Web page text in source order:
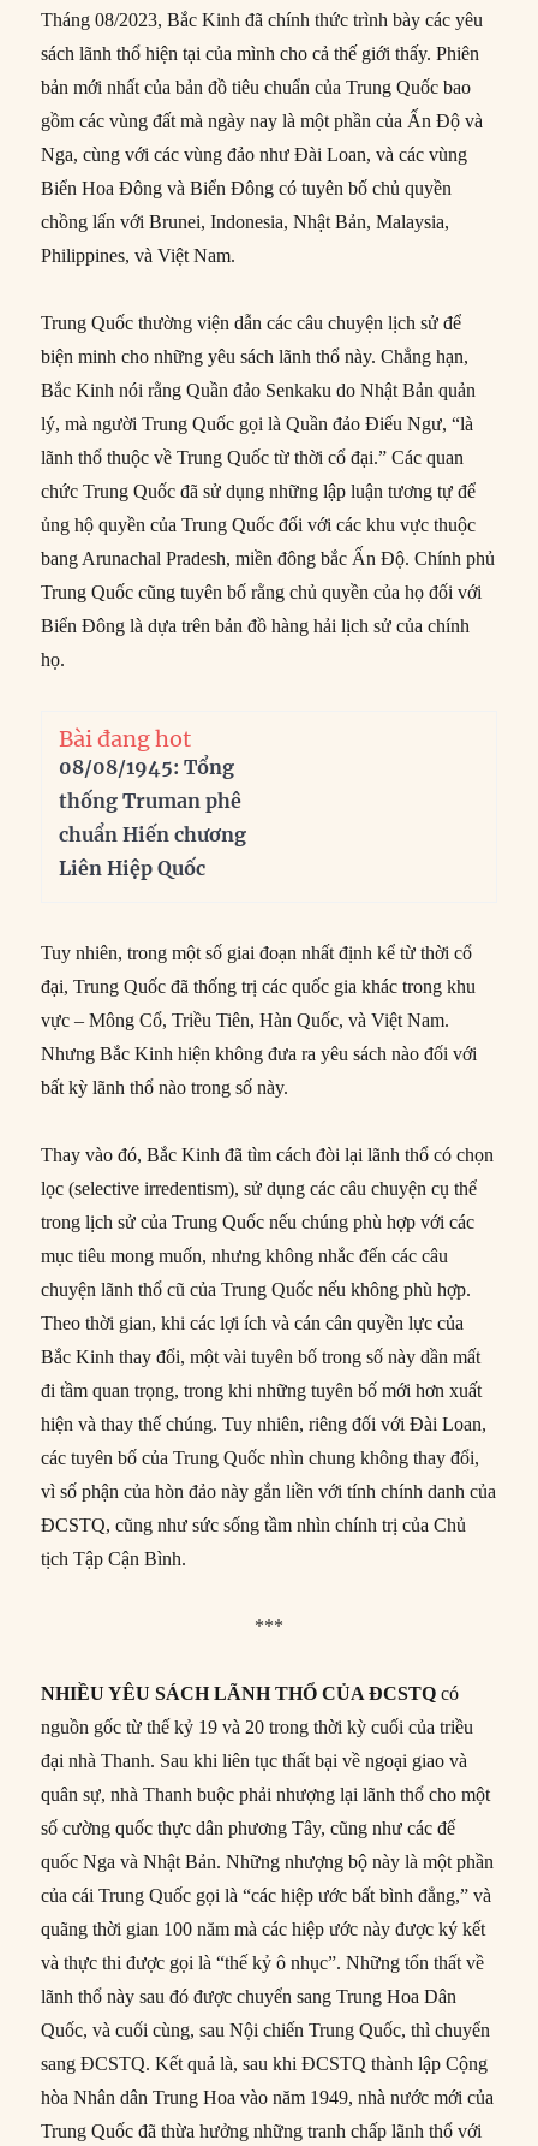
Tháng 08/2023, Bắc Kinh đã chính thức trình bày các yêu
sách lãnh thổ hiện tại của mình cho cả thế giới thấy. Phiên
bản mới nhất của bản đồ tiêu chuẩn của Trung Quốc bao
gồm các vùng đất mà ngày nay là một phần của Ấn Độ và
Nga, cùng với các vùng đảo như Đài Loan, và các vùng
Biển Hoa Đông và Biển Đông có tuyên bố chủ quyền
chồng lấn với Brunei, Indonesia, Nhật Bản, Malaysia,
Philippines, và Việt Nam.
Trung Quốc thường viện dẫn các câu chuyện lịch sử để
biện minh cho những yêu sách lãnh thổ này. Chẳng hạn,
Bắc Kinh nói rằng Quần đảo Senkaku do Nhật Bản quản
lý, mà người Trung Quốc gọi là Quần đảo Điếu Ngư, “là
lãnh thổ thuộc về Trung Quốc từ thời cổ đại.” Các quan
chức Trung Quốc đã sử dụng những lập luận tương tự để
ủng hộ quyền của Trung Quốc đối với các khu vực thuộc
bang Arunachal Pradesh, miền đông bắc Ấn Độ. Chính phủ
Trung Quốc cũng tuyên bố rằng chủ quyền của họ đối với
Biển Đông là dựa trên bản đồ hàng hải lịch sử của chính
họ.
Bài đang hot
08/08/1945: Tổng
thống Truman phê
chuẩn Hiến chương
Liên Hiệp Quốc
Tuy nhiên, trong một số giai đoạn nhất định kể từ thời cổ
đại, Trung Quốc đã thống trị các quốc gia khác trong khu
vực – Mông Cổ, Triều Tiên, Hàn Quốc, và Việt Nam.
Nhưng Bắc Kinh hiện không đưa ra yêu sách nào đối với
bất kỳ lãnh thổ nào trong số này.
Thay vào đó, Bắc Kinh đã tìm cách đòi lại lãnh thổ có chọn
lọc (selective irredentism), sử dụng các câu chuyện cụ thể
trong lịch sử của Trung Quốc nếu chúng phù hợp với các
mục tiêu mong muốn, nhưng không nhắc đến các câu
chuyện lãnh thổ cũ của Trung Quốc nếu không phù hợp.
Theo thời gian, khi các lợi ích và cán cân quyền lực của
Bắc Kinh thay đổi, một vài tuyên bố trong số này dần mất
đi tầm quan trọng, trong khi những tuyên bố mới hơn xuất
hiện và thay thế chúng. Tuy nhiên, riêng đối với Đài Loan,
các tuyên bố của Trung Quốc nhìn chung không thay đổi,
vì số phận của hòn đảo này gắn liền với tính chính danh của
ĐCSTQ, cũng như sức sống tầm nhìn chính trị của Chủ
tịch Tập Cận Bình.
***
NHIỀU YÊU SÁCH LÃNH THỔ CỦA ĐCSTQ có
nguồn gốc từ thế kỷ 19 và 20 trong thời kỳ cuối của triều
đại nhà Thanh. Sau khi liên tục thất bại về ngoại giao và
quân sự, nhà Thanh buộc phải nhượng lại lãnh thổ cho một
số cường quốc thực dân phương Tây, cũng như các đế
quốc Nga và Nhật Bản. Những nhượng bộ này là một phần
của cái Trung Quốc gọi là “các hiệp ước bất bình đẳng,” và
quãng thời gian 100 năm mà các hiệp ước này được ký kết
và thực thi được gọi là “thế kỷ ô nhục”. Những tổn thất về
lãnh thổ này sau đó được chuyển sang Trung Hoa Dân
Quốc, và cuối cùng, sau Nội chiến Trung Quốc, thì chuyển
sang ĐCSTQ. Kết quả là, sau khi ĐCSTQ thành lập Cộng
hòa Nhân dân Trung Hoa vào năm 1949, nhà nước mới của
Trung Quốc đã thừa hưởng những tranh chấp lãnh thổ với